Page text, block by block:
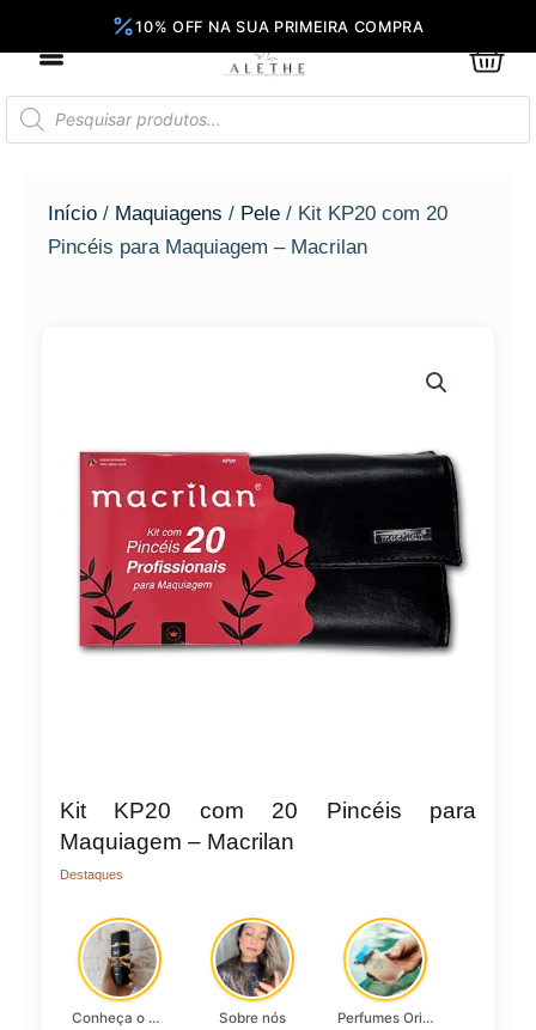
conteúdo
Pesquisar
produtos
Início / Maquiagens / Pele / Kit KP20 com 20
Pincéis para Maquiagem – Macrilan
Kit KP20 com 20 Pincéis para
Maquiagem – Macrilan
Destaques
Conheça o Asad, da Lattafa… Sobre nós Perfumes Originais